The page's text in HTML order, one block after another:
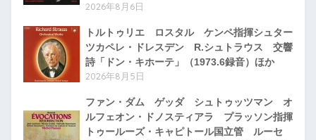
2026年8月6日
トルトゥリエ ロスタル ケンペ指揮シュター
ツカペレ・ドレスデン R.シュトラウス 交響
詩「ドン・キホーテ」（1973.6録音）ほか
2026年8月5日
ファン・ダム ゲッダ シュトゥッツマン オ
ルフェオン・ドノスティアラ プラッソン指揮
トゥールーズ・キャピトール国立管 ルーセ